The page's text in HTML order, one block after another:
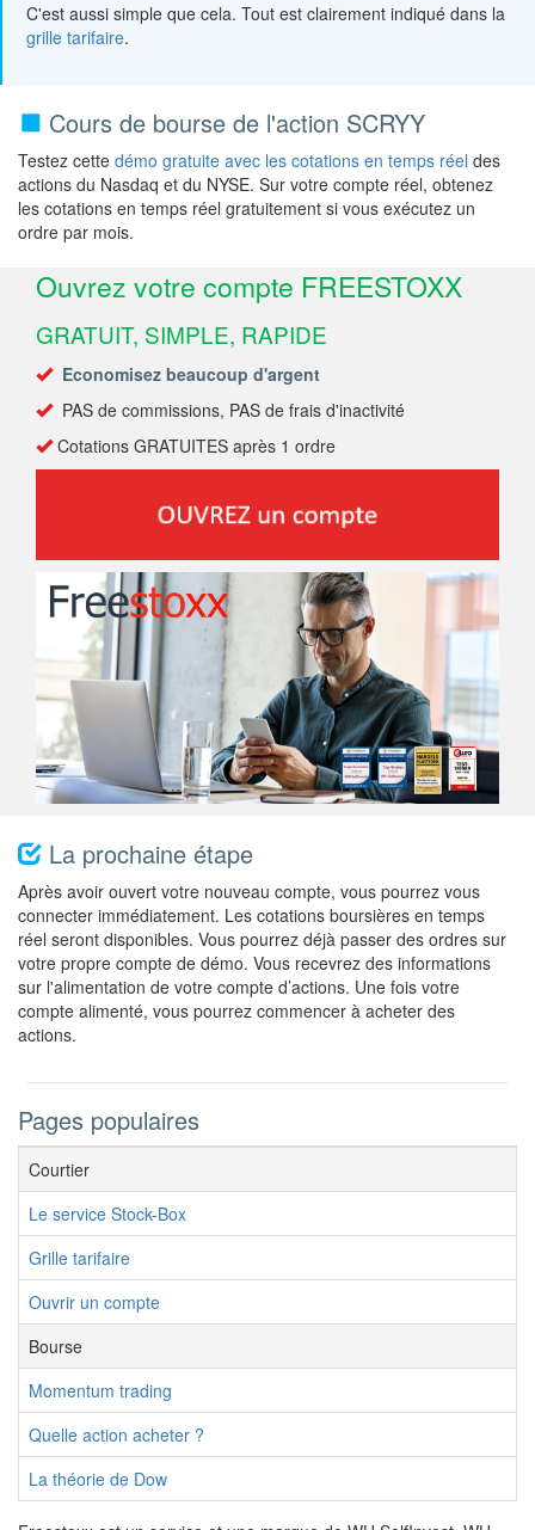
C'est aussi simple que cela. Tout est clairement indiqué dans la
grille tarifaire.
Cours de bourse de l'action SCRYY
Testez cette démo gratuite avec les cotations en temps réel des
actions du Nasdaq et du NYSE. Sur votre compte réel, obtenez
les cotations en temps réel gratuitement si vous exécutez un
ordre par mois.
Ouvrez votre compte FREESTOXX
GRATUIT, SIMPLE, RAPIDE
Economisez beaucoup d'argent
PAS de commissions, PAS de frais d'inactivité
Cotations GRATUITES après 1 ordre
La prochaine étape
Après avoir ouvert votre nouveau compte, vous pourrez vous
connecter immédiatement. Les cotations boursières en temps
réel seront disponibles. Vous pourrez déjà passer des ordres sur
votre propre compte de démo. Vous recevrez des informations
sur l'alimentation de votre compte d’actions. Une fois votre
compte alimenté, vous pourrez commencer à acheter des
actions.
Pages populaires
Courtier
Le service Stock-Box
Grille tarifaire
Ouvrir un compte
Bourse
Momentum trading
Quelle action acheter ?
La théorie de Dow